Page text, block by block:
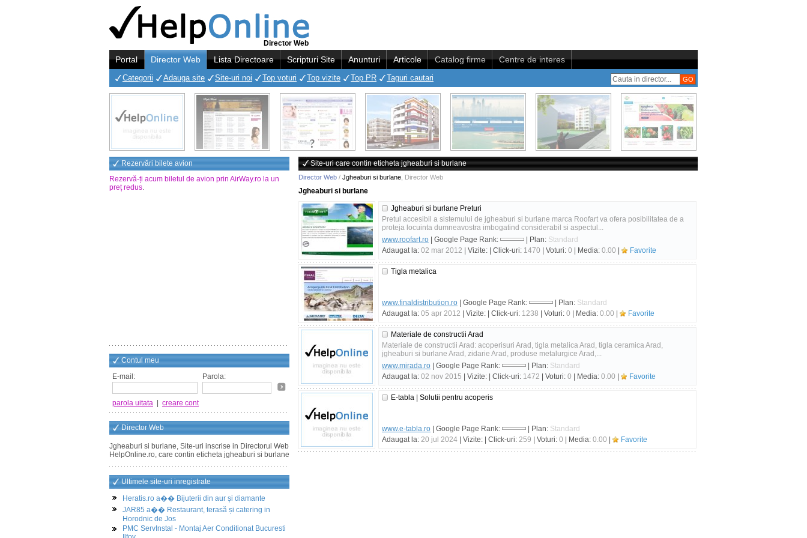
Director Web
Portal Director Web Lista Directoare Scripturi Site Anunturi Articole Catalog firme Centre de interes
Categorii Adauga site Site-uri noi Top voturi Top vizite Top PR Taguri cautari
Rezervări bilete avion
Rezervă-ți acum biletul de avion prin AirWay.ro la un
preț redus.
Contul meu
E-mail:
Parola:
parola uitata creare cont
Director Web
Jgheaburi si burlane, Site-uri inscrise in Directorul Web
HelpOnline.ro, care contin eticheta jgheaburi si burlane
Ultimele site-uri inregistrate
Heratis.ro a�� Bijuterii din aur și diamante
JAR85 a�� Restaurant, terasă și catering in
Horodnic de Jos
PMC ServInstal - Montaj Aer Conditionat Bucuresti
Site-uri care contin eticheta jgheaburi si burlane
Director Web / Jgheaburi si burlane Director Web
Jgheaburi si burlane
Jgheaburi si burlane Preturi
Pretul accesibil a sistemului de jgheaburi si burlane marca Roofart va ofera posibilitatea de a
proteja locuinta dumneavostra imbogatind considerabil si aspectul...
www.roofart.ro | Google Page Rank: | Plan: Standard
Adaugat la: 02 mar 2012 | Vizite: | Click-uri: 1470 | Voturi: 0 | Media: 0.00 Favorite
Tigla metalica
www.finaldistribution.ro | Google Page Rank: | Plan: Standard
Adaugat la: 05 apr 2012 | Vizite: | Click-uri: 1238 | Voturi: 0 | Media: 0.00 Favorite
Materiale de constructii Arad
Materiale de constructii Arad: acoperisuri Arad, tigla metalica Arad, tigla ceramica Arad,
jgheaburi si burlane Arad, zidarie Arad, produse metalurgice Arad,...
www.mirada.ro | Google Page Rank: | Plan: Standard
Adaugat la: 02 nov 2015 | Vizite: | Click-uri: 1472 | Voturi: 0 | Media: 0.00 Favorite
E-tabla | Solutii pentru acoperis
www.e-tabla.ro | Google Page Rank: | Plan: Standard
Adaugat la: 20 jul 2024 | Vizite: | Click-uri: 259 | Voturi: 0 | Media: 0.00 Favorite